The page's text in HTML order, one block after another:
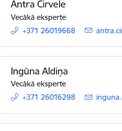
Antra Cirvele
Vecākā eksperte
+371 26019668
E-
Ingūna Aldiņa
Vecākā eksperte
+371 26016298
E-